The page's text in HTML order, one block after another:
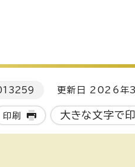
更新日 2026年3
印刷 大きな文字で